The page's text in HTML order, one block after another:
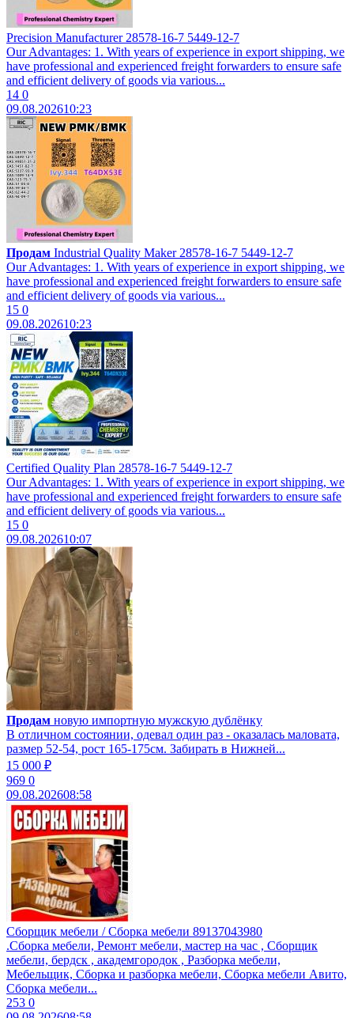
Precision Manufacturer 28578-16-7 5449-12-7
Our Advantages: 1. With years of experience in export shipping, we
have professional and experienced freight forwarders to ensure safe
and efficient delivery of goods via various...
14 0
09.08.202610:23
Продам Industrial Quality Maker 28578-16-7 5449-12-7
Our Advantages: 1. With years of experience in export shipping, we
have professional and experienced freight forwarders to ensure safe
and efficient delivery of goods via various...
15 0
09.08.202610:23
Certified Quality Plan 28578-16-7 5449-12-7
Our Advantages: 1. With years of experience in export shipping, we
have professional and experienced freight forwarders to ensure safe
and efficient delivery of goods via various...
15 0
09.08.202610:07
Продам новую импортную мужскую дублёнку
В отличном состоянии, одевал один раз - оказалась маловата,
размер 52-54, рост 165-175см. Забирать в Нижней...
15 000 ₽
969 0
09.08.202608:58
Сборщик мебели / Сборка мебели 89137043980
.Сборкa мeбели, Peмонт мебели, маcтеp на час , Cбоpщик
мeбели, бepдcк , aкaдeмгородoк , Pазбoркa мeбели,
Mебeльщик, Cбоpка и рaзборкa мeбели, Cбоpка мебели Aвитo,
Cбoрка мeбели...
253 0